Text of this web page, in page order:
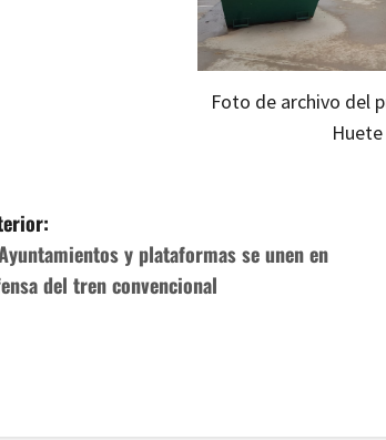
Foto de archivo del
Huete
y plataformas se unen en
del tren convencional